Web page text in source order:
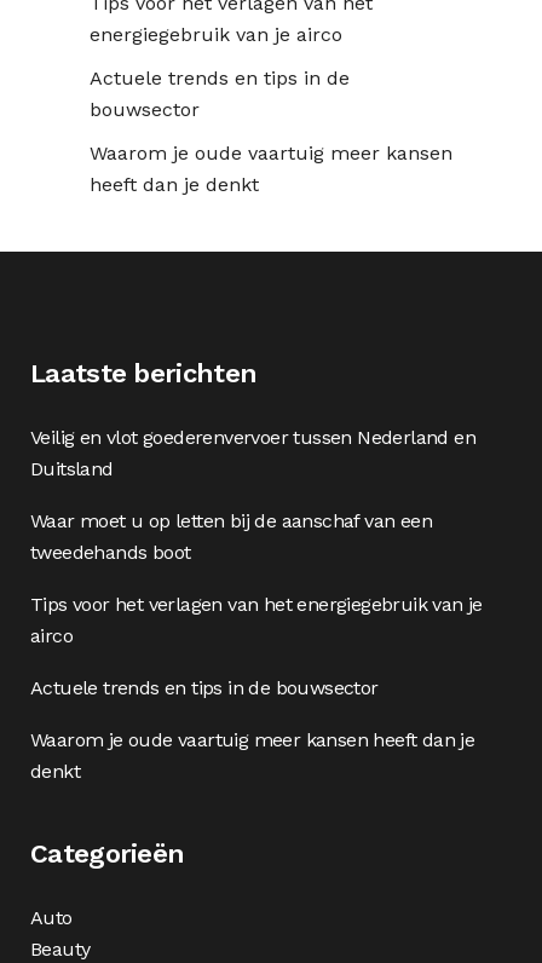
energiegebruik van je airco
Actuele trends en tips in de
bouwsector
Waarom je oude vaartuig meer kansen
heeft dan je denkt
Laatste berichten
Veilig en vlot goederenvervoer tussen Nederland en
Duitsland
Waar moet u op letten bij de aanschaf van een
tweedehands boot
Tips voor het verlagen van het energiegebruik van je
airco
Actuele trends en tips in de bouwsector
Waarom je oude vaartuig meer kansen heeft dan je
denkt
Categorieën
Auto
Beauty